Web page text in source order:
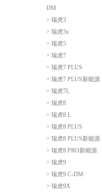
DM
> 瑞虎3
> 瑞虎3x
> 瑞虎5
> 瑞虎7
> 瑞虎7 PLUS
> 瑞虎7 PLUS新能源
> 瑞虎7L
> 瑞虎8
> 瑞虎8 L
> 瑞虎8 PLUS
> 瑞虎8 PLUS新能源
> 瑞虎8 PRO新能源
> 瑞虎9
> 瑞虎9 C-DM
> 瑞虎9X